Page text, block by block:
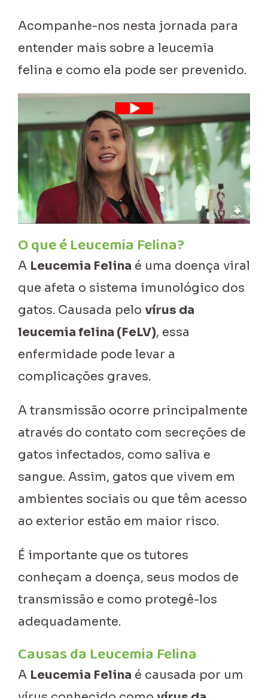
Acompanhe-nos nesta jornada para
entender mais sobre a leucemia
felina e como ela pode ser prevenido.
O que é Leucemia Felina?
A Leucemia Felina é uma doença viral
que afeta o sistema imunológico dos
gatos. Causada pelo vírus da
leucemia felina (FeLV), essa
enfermidade pode levar a
complicações graves.
A transmissão ocorre principalmente
através do contato com secreções de
gatos infectados, como saliva e
sangue. Assim, gatos que vivem em
ambientes sociais ou que têm acesso
ao exterior estão em maior risco.
É importante que os tutores
conheçam a doença, seus modos de
transmissão e como protegê-los
adequadamente.
Causas da Leucemia Felina
A Leucemia Felina é causada por um